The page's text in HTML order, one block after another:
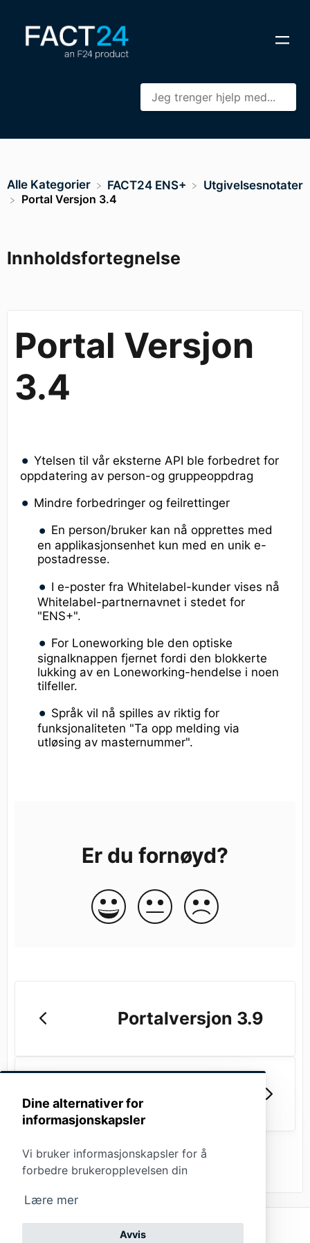
Dine alternativer for
informasjonskapsler
Vi bruker informasjonskapsler for å
forbedre brukeropplevelsen din
Lære mer
Avvis
Innholdsfortegnelse
Alle Kategorier ​FACT24 ENS+
​Utgivelsesnotater
Portal Versjon 3.4
Portal Versjon
3.4
Ytelsen til vår eksterne API ble forbedret for
oppdatering av person-og gruppeoppdrag
Mindre forbedringer og feilrettinger
En person/bruker kan nå opprettes med
en applikasjonsenhet kun med en unik e-
postadresse.
I e-poster fra Whitelabel-kunder vises nå
Whitelabel-partnernavnet i stedet for
"ENS+".
For Loneworking ble den optiske
signalknappen fjernet fordi den blokkerte
lukking av en Loneworking-hendelse i noen
tilfeller.
Språk vil nå spilles av riktig for
funksjonaliteten "Ta opp melding via
utløsing av masternummer".
Er du fornøyd?
Portalversjon 3.9
Portal Versjon 3.3
(opens in a new tab)